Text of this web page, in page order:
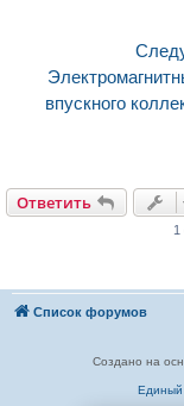
впускного
Ответить
1
Список форумов
Создано на
Единый